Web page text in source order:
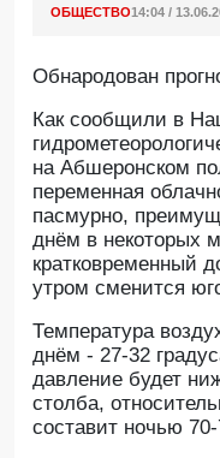
ОБЩЕСТВО14:04 /
Обнародован
Как сообщили в
на Абшеронском
переменная
пасмурно,
днём в некоторых
кратковременный
утром сменится
Температура
днём - 27-32
давление будет
столба,
составит ночью